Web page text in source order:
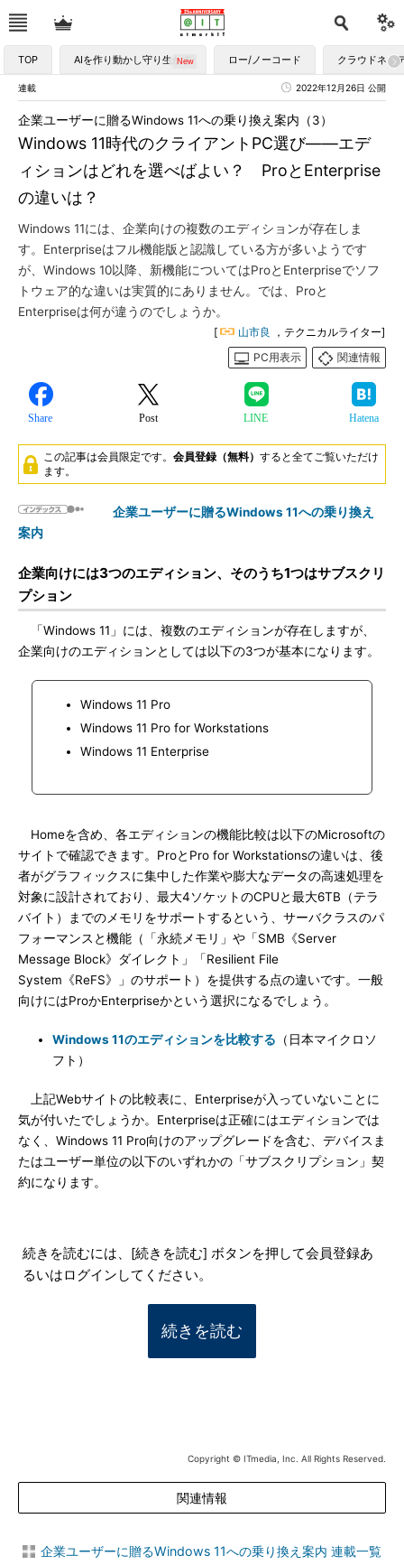
TOP AIを作り動かし守り生かす ロー/ノーコード クラウドネイ
連載 2022年12月26日 公開
Windows 11時代のクライアントPC選び――エデ
ィションはどれを選べばよい？ ProとEnterprise
の違いは？
企業ユーザーに贈るWindows 11への乗り換え案内（3）
Windows 11には、企業向けの複数のエディションが存在しま
す。Enterpriseはフル機能版と認識している方が多いようです
が、Windows 10以降、新機能についてはProとEnterpriseでソフ
トウェア的な違いは実質的にありません。では、Proと
Enterpriseは何が違うのでしょうか。
[ 山市良
，テクニカルライター]
PC用表示
関連情報
Share Post LINE Hatena
この記事は会員限定です。 会員登録（無料） すると全てご覧いただけ
ます。
企業ユーザーに贈るWindows 11への乗り換え
案内
企業向けには3つのエディション、そのうち1つはサブスクリ
プション
「Windows 11」には、複数のエディションが存在しますが、
企業向けのエディションとしては以下の3つが基本になります。
Windows 11 Pro
Windows 11 Pro for Workstations
Windows 11 Enterprise
Homeを含め、各エディションの機能比較は以下のMicrosoftの
サイトで確認できます。ProとPro for Workstationsの違いは、後
者がグラフィックスに集中した作業や膨大なデータの高速処理を
対象に設計されており、最大4ソケットのCPUと最大6TB（テラ
バイト）までのメモリをサポートするという、サーバクラスのパ
フォーマンスと機能（「永続メモリ」や「SMB《Server
Message Block》ダイレクト」「Resilient File
System《ReFS》」のサポート）を提供する点の違いです。一般
向けにはProかEnterpriseかという選択になるでしょう。
Windows 11のエディションを比較する （日本マイクロソ
フト）
上記Webサイトの比較表に、Enterpriseが入っていないことに
気が付いたでしょうか。Enterpriseは正確にはエディションでは
なく、Windows 11 Pro向けのアップグレードを含む、デバイスま
たはユーザー単位の以下のいずれかの「サブスクリプション」契
約になります。
続きを読むには、[続きを読む] ボタンを押して会員登録あ
るいはログインしてください。
続きを読む
Copyright © ITmedia, Inc. All Rights Reserved.
関連情報
企業ユーザーに贈るWindows 11への乗り換え案内 連載一覧